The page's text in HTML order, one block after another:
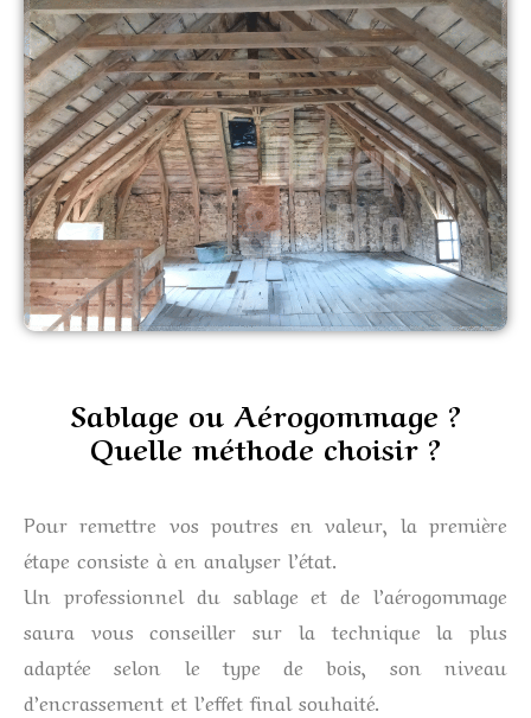
Sablage ou Aérogommage ?
Quelle méthode choisir ?
Pour remettre vos poutres en valeur, la première
étape consiste à en analyser l’état.
Un professionnel du sablage et de l’aérogommage
saura vous conseiller sur la technique la plus
adaptée selon le type de bois, son niveau
d’encrassement et l’effet final souhaité.